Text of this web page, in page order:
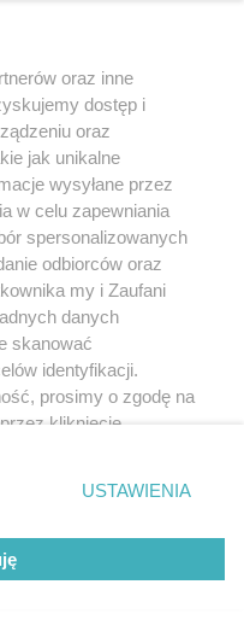
oraz inne
dostęp i
oraz
jak unikalne
wysyłane przez
w celu zapewniania
spersonalizowanych
odbiorców oraz
my i Zaufani
danych
skanować
identyfikacji.
prosimy o zgodę na
kliknięcie
ustawień prywatności
strony
wymagają zgody
się takiemu
zastosowanie tylko
USTAWIENIA